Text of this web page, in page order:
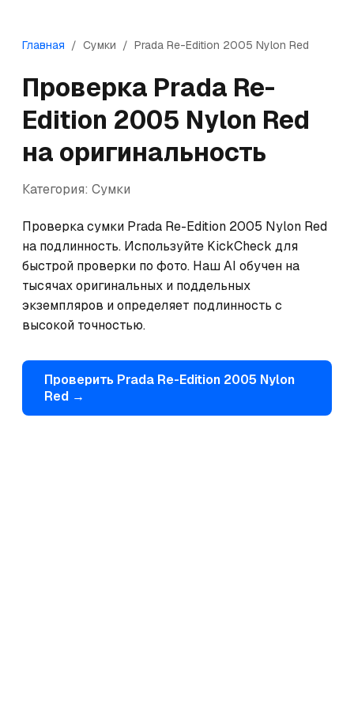
Главная / Сумки / Prada Re-Edition 2005 Nylon Red
Проверка Prada Re-
Edition 2005 Nylon Red
на оригинальность
Категория: Сумки
Проверка сумки Prada Re-Edition 2005 Nylon Red
на подлинность. Используйте KickCheck для
быстрой проверки по фото. Наш AI обучен на
тысячах оригинальных и поддельных
экземпляров и определяет подлинность с
высокой точностью.
Проверить Prada Re-Edition 2005 Nylon
Red →